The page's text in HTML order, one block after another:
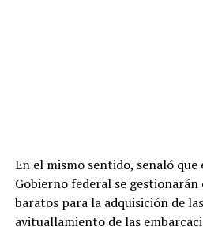
En el mismo sentido, señaló
Gobierno federal se
baratos para la adquisición de
avituallamiento de las